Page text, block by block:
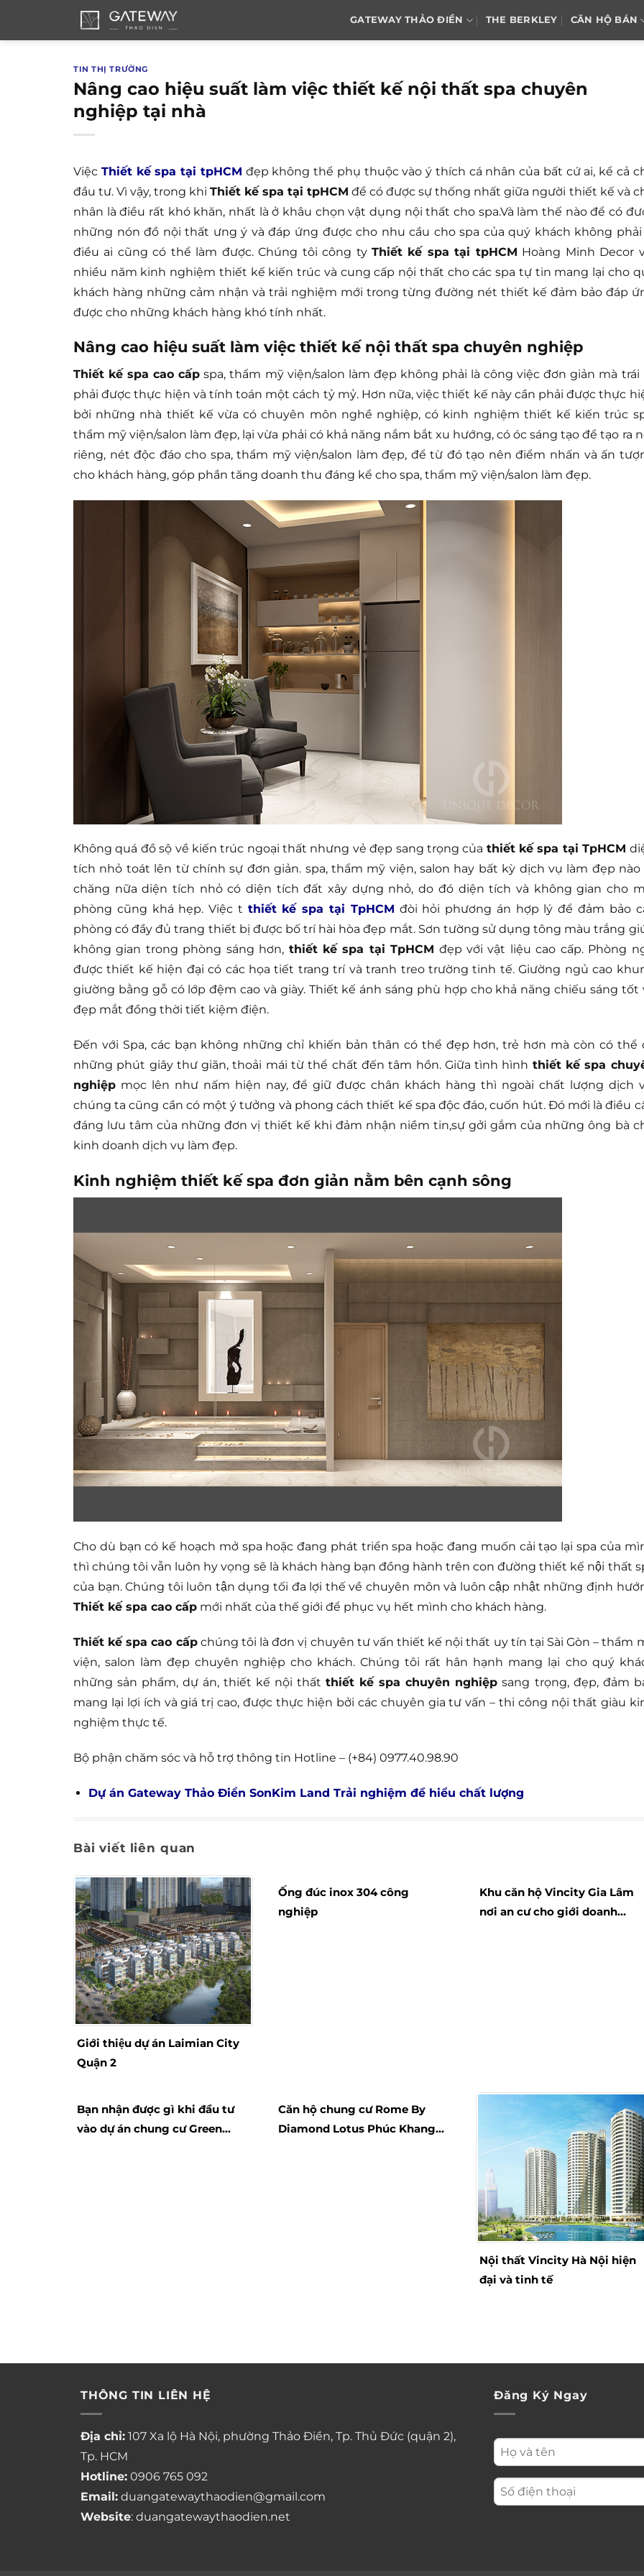
GATEWAY THẢO ĐIỀN THE BERKLEY CĂN HỘ BÁN
TIN THỊ TRƯỜNG
Nâng cao hiệu suất làm việc thiết kế nội thất spa chuyên
nghiệp tại nhà
Việc Thiết kế spa tại tpHCM đẹp không thể phụ thuộc vào ý thích cá nhân của bất cứ ai, kể cả
đầu tư. Vì vậy, trong khiThiết kế spa tại tpHCM để có được sự thống nhất giữa người thiết kế và
nhân là điều rất khó khăn, nhất là ở khâu chọn vật dụng nội thất cho spa.Và làm thế nào để có
những nón đồ nội thất ưng ý và đáp ứng được cho nhu cầu cho spa của quý khách không phải
điều ai cũng có thể làm được. Chúng tôi công ty Thiết kế spa tại tpHCM Hoàng Minh Decor
nhiều năm kinh nghiệm thiết kế kiến trúc và cung cấp nội thất cho các spa tự tin mang lại cho
khách hàng những cảm nhận và trải nghiệm mới trong từng đường nét thiết kế đảm bảo đáp
được cho những khách hàng khó tính nhất.
Nâng cao hiệu suất làm việc thiết kế nội thất spa chuyên nghiệp
Thiết kế spa cao cấp spa, thẩm mỹ viện/salon làm đẹp không phải là công việc đơn giản mà trái
phải được thực hiện và tính toán một cách tỷ mỷ. Hơn nữa, việc thiết kế này cần phải được thực
bởi những nhà thiết kế vừa có chuyên môn nghề nghiệp, có kinh nghiệm thiết kế kiến trúc
thẩm mỹ viện/salon làm đẹp, lại vừa phải có khả năng nắm bắt xu hướng, có óc sáng tạo để tạo ra
riêng, nét độc đáo cho spa, thẩm mỹ viện/salon làm đẹp, để từ đó tạo nên điểm nhấn và ấn
cho khách hàng, góp phần tăng doanh thu đáng kể cho spa, thẩm mỹ viện/salon làm đẹp.
Không quá đồ sộ về kiến trúc ngoại thất nhưng vẻ đẹp sang trọng của thiết kế spa tại TpHCM
tích nhỏ toát lên từ chính sự đơn giản. spa, thẩm mỹ viện, salon hay bất kỳ dịch vụ làm đẹp nào
chăng nữa diện tích nhỏ có diện tích đất xây dựng nhỏ, do đó diện tích và không gian cho
phòng cũng khá hẹp. Việc t thiết kế spa tại TpHCM đòi hỏi phương án hợp lý để đảm bảo
phòng có đầy đủ trang thiết bị được bố trí hài hòa đẹp mắt. Sơn tường sử dụng tông màu trắng
không gian trong phòng sáng hơn, thiết kế spa tại TpHCM đẹp với vật liệu cao cấp. Phòng
được thiết kế hiện đại có các họa tiết trang trí và tranh treo trường tinh tế. Giường ngủ cao
giường bằng gỗ có lớp đệm cao và giày. Thiết kế ánh sáng phù hợp cho khả năng chiếu sáng tốt
đẹp mắt đồng thời tiết kiệm điện.
Đến với Spa, các bạn không những chỉ khiến bản thân có thể đẹp hơn, trẻ hơn mà còn có thể
những phút giây thư giãn, thoải mái từ thể chất đến tâm hồn. Giữa tình hình thiết kế spa
nghiệp mọc lên như nấm hiện nay, để giữ được chân khách hàng thì ngoài chất lượng dịch
chúng ta cũng cần có một ý tưởng và phong cách thiết kế spa độc đáo, cuốn hút. Đó mới là điều
đáng lưu tâm của những đơn vị thiết kế khi đảm nhận niềm tin,sự gởi gắm của những ông bà
kinh doanh dịch vụ làm đẹp.
Kinh nghiệm thiết kế spa đơn giản nằm bên cạnh sông
Cho dù bạn có kế hoạch mở spa hoặc đang phát triển spa hoặc đang muốn cải tạo lại spa của
thì chúng tôi vẫn luôn hy vọng sẽ là khách hàng bạn đồng hành trên con đường thiết kế nội thất
của bạn. Chúng tôi luôn tận dụng tối đa lợi thế về chuyên môn và luôn cập nhật những định
Thiết kế spa cao cấp mới nhất của thế giới để phục vụ hết mình cho khách hàng.
Thiết kế spa cao cấpchúng tôi là đơn vị chuyên tư vấn thiết kế nội thất uy tín tại Sài Gòn – thẩm
viện, salon làm đẹp chuyên nghiệp cho khách. Chúng tôi rất hân hạnh mang lại cho quý
những sản phẩm, dự án, thiết kế nội thấtthiết kế spa chuyên nghiệp sang trọng, đẹp, đảm
mang lại lợi ích và giá trị cao, được thực hiện bởi các chuyên gia tư vấn – thi công nội thất giàu
nghiệm thực tế.
Bộ phận chăm sóc và hỗ trợ thông tin Hotline – (+84) 0977.40.98.90
Dự án Gateway Thảo Điền SonKim Land Trải nghiệm để hiểu chất lượng
Bài viết liên quan
Giới thiệu dự án Laimian City
Quận 2
Ống đúc inox 304 công
nghiệp
Khu căn hộ Vincity Gia Lâm
nơi an cư cho giới doanh
Bạn nhận được gì khi đầu tư
vào dự án chung cư Green
Căn hộ chung cư Rome By
Diamond Lotus Phúc Khang
Nội thất Vincity Hà Nội hiện
đại và tinh tế
THÔNG TIN LIÊN HỆ
Địa chỉ: 107 Xa lộ Hà Nội, phường Thảo Điền, Tp. Thủ Đức (quận 2),
Tp. HCM
Hotline: 0906 765 092
Email: duangatewaythaodien@gmail.com
Website: duangatewaythaodien.net
Đăng Ký Ngay